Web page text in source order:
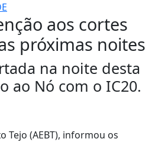
aos cortes
próximas noites
na noite desta
ao Nó com o IC20.
Tejo (AEBT), informou os